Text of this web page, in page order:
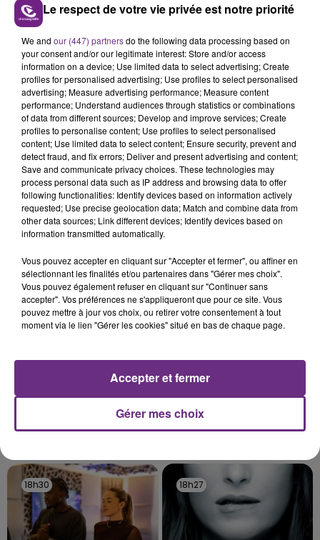
TOUJOURS À L'ARRÊT
Cela fait déjà une semaine que la centrale
nucléaire ardennaise est à l'arrêt. Une situation
justifiée par la sécheresse intense qui est toujours
présente.
LE MAGASIN JOUÉCLUB DE REIMS FERME
SES PORTES
C'était l'une des institutions du centre-ville
rémois. Le magasin JouéClub est contraint de
fermer ses portes.
18h39
18h39 18h36
18h36
18h30
18h30 18h27
18h27
Le respect de votre vie privée est notre priorité
We and our (447) partnersdo the following data processing based on
your consent and/or our legitimate interest: Store and/or access
information on a device; Use limited data to select advertising; Create
profiles for personalised advertising; Use profiles to select personalised
advertising; Measure advertising performance; Measure content
performance; Understand audiences through statistics or combinations
of data from different sources; Develop and improve services; Create
profiles to personalise content; Use profiles to select personalised
content; Use limited data to select content; Ensure security, prevent and
detect fraud, and fix errors; Deliver and present advertising and content;
Save and communicate privacy choices. These technologies may
process personal data such as IP address and browsing data to offer
following functionalities: Identify devices based on information actively
requested; Use precise geolocation data; Match and combine data from
other data sources; Link different devices; Identify devices based on
information transmitted automatically.
Vous pouvez accepter en cliquant sur "Accepter et fermer", ou affiner en
sélectionnant les finalités et/ou partenaires dans "Gérer mes choix".
Vous pouvez également refuser en cliquant sur "Continuer sans
accepter". Vos préférences ne s'appliqueront que pour ce site. Vous
pouvez mettre à jour vos choix, ou retirer votre consentement à tout
moment via le lien "Gérer les cookies" situé en bas de chaque page.
Gérer mes choix
Accepter et fermer